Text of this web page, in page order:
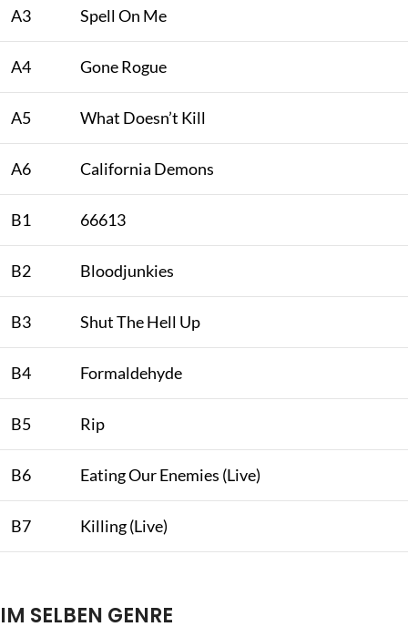
A3 Spell On Me
A4 Gone Rogue
A5 What Doesn’t Kill
A6 California Demons
B1 66613
B2 Bloodjunkies
B3 Shut The Hell Up
B4 Formaldehyde
B5 Rip
B6 Eating Our Enemies (Live)
B7 Killing (Live)
IM SELBEN GENRE